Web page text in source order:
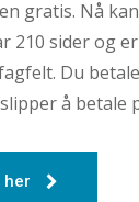
gratis. Nå
210 sider og
Du
å betale
her